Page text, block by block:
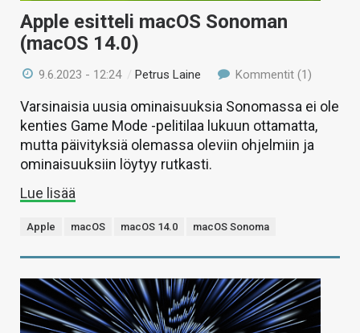
Apple esitteli macOS Sonoman
(macOS 14.0)
9.6.2023 - 12:24 /Petrus Laine Kommentit (1)
Varsinaisia uusia ominaisuuksia Sonomassa ei ole
kenties Game Mode -pelitilaa lukuun ottamatta,
mutta päivityksiä olemassa oleviin ohjelmiin ja
ominaisuuksiin löytyy rutkasti.
Lue lisää
Apple macOS macOS 14.0 macOS Sonoma